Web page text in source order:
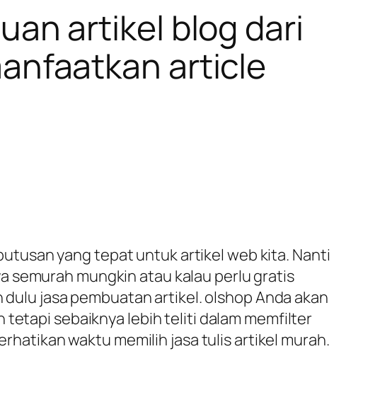
artikel blog dari
article
yang tepat untuk artikel web kita. Nanti
semurah mungkin atau kalau perlu gratis
jasa pembuatan artikel. olshop Anda akan
tetapi sebaiknya lebih teliti dalam memfilter
waktu memilih jasa tulis artikel murah.